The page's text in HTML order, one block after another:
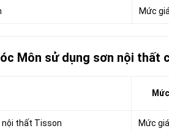
Mức
Môn sử dụng sơn nội thất
nội thất Tisson Mức